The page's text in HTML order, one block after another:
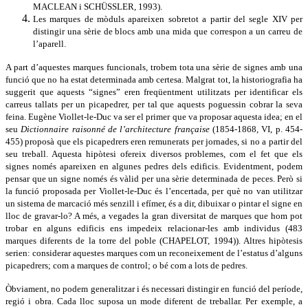
MACLEAN i SCHÜSSLER, 1993).
Les marques de mòduls apareixen sobretot a partir del segle XIV per
distingir una sèrie de blocs amb una mida que correspon a un carreu de
l’aparell.
A part d’aquestes marques funcionals, trobem tota una sèrie de signes amb una
funció que no ha estat determinada amb certesa. Malgrat tot, la historiografia ha
suggerit que aquests “signes” eren freqüentment utilitzats per identificar els
carreus tallats per un picapedrer, per tal que aquests poguessin cobrar la seva
feina. Eugène Viollet-le-Duc va ser el primer que va proposar aquesta idea; en el
seu Dictionnaire raisonné de l’architecture française(1854-1868, VI, p. 454-
455) proposà que els picapedrers eren remunerats per jornades, si no a partir del
seu treball. Aquesta hipòtesi ofereix diversos problemes, com el fet que els
signes només apareixen en algunes pedres dels edificis. Evidentment, podem
pensar que un signe només és vàlid per una sèrie determinada de peces. Però si
la funció proposada per Viollet-le-Duc és l’encertada, per què no van utilitzar
un sistema de marcació més senzill i efímer, és a dir, dibuixar o pintar el signe en
lloc de gravar-lo? A més, a vegades la gran diversitat de marques que hom pot
trobar en alguns edificis ens impedeix relacionar-les amb individus (483
marques diferents de la torre del poble (CHAPELOT, 1994)). Altres hipòtesis
serien: considerar aquestes marques com un reconeixement de l’estatus d’alguns
picapedrers; com a marques de control; o bé com a lots de pedres.
Òbviament, no podem generalitzar i és necessari distingir en funció del període,
regió i obra. Cada lloc suposa un mode diferent de treballar. Per exemple, a